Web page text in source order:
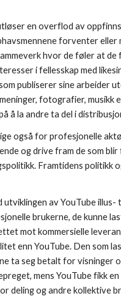
en overflod av
forventer eller
hvor de føler at
i fellesskap med
publiserer sine arbeider
fotografier, musikk
å la andre ta del i
også for profesjonelle
og drive fram de som
Framtidens politikk
utviklingen av YouTube
brukerne, de kunne
mot kommersielle
enn YouTube. Den som
ta seg betalt for
mens YouTube fikk
og andre kollektive